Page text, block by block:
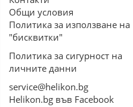
Общи условия
Политика за използване на
"бисквитки"
Политика за сигурност на
личните данни
service@helikon.bg
Helikon.bg във Facebook